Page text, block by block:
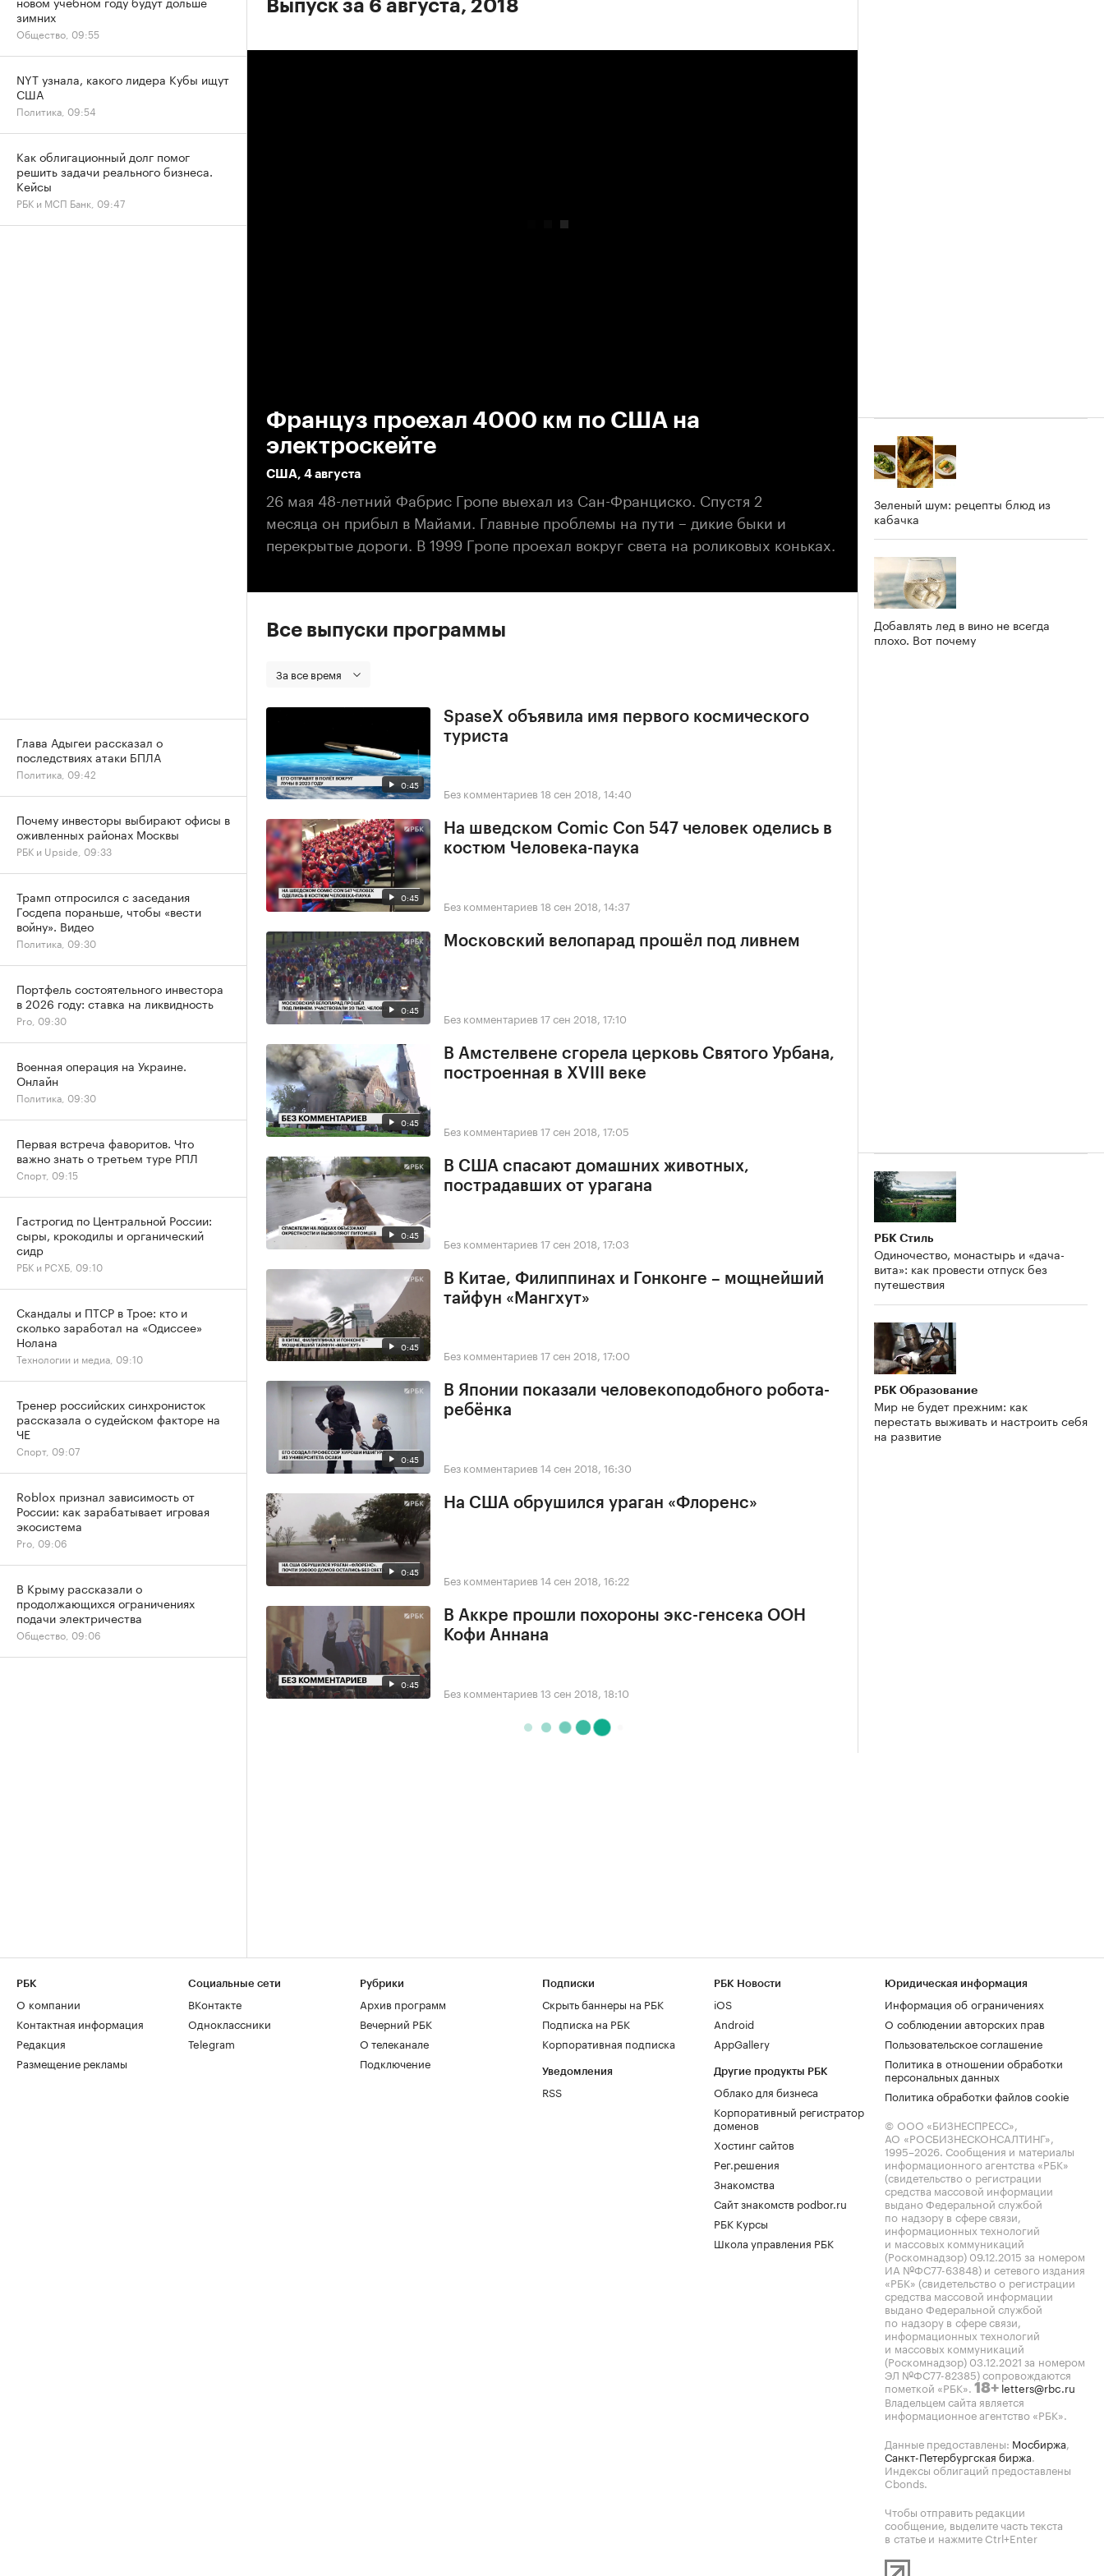
Выпуск за 6 августа, 2018
Француз проехал 4000 км по США на
электроскейте
США, 4 августа
26 мая 48-летний Фабрис Гропе выехал из Сан-Франциско. Спустя 2
месяца он прибыл в Майами. Главные проблемы на пути – дикие быки и
перекрытые дороги. В 1999 Гропе проехал вокруг света на роликовых коньках.
Все выпуски программы
За все время
0:45
SpaseX объявила имя первого космического
туриста
Без комментариев 18 сен 2018, 14:40
0:45
На шведском Comic Con 547 человек оделись в
костюм Человека-паука
Без комментариев 18 сен 2018, 14:37
0:45
Московский велопарад прошёл под ливнем
Без комментариев 17 сен 2018, 17:10
0:45
В Амстелвене сгорела церковь Святого Урбана,
построенная в XVIII веке
Без комментариев 17 сен 2018, 17:05
0:45
В США спасают домашних животных,
пострадавших от урагана
Без комментариев 17 сен 2018, 17:03
0:45
В Китае, Филиппинах и Гонконге – мощнейший
тайфун «Мангхут»
Без комментариев 17 сен 2018, 17:00
0:45
В Японии показали человекоподобного робота-
ребёнка
Без комментариев 14 сен 2018, 16:30
0:45
На США обрушился ураган «Флоренс»
Без комментариев 14 сен 2018, 16:22
0:45
В Аккре прошли похороны экс-генсека ООН
Кофи Аннана
Без комментариев 13 сен 2018, 18:10
Зеленый шум: рецепты блюд из
кабачка
Добавлять лед в вино не всегда
плохо. Вот почему
РБК Стиль
Одиночество, монастырь и «дача-
вита»: как провести отпуск без
путешествия
РБК Образование
Мир не будет прежним: как
перестать выживать и настроить себя
на развитие
зимних
Общество, 09:55
NYT узнала, какого лидера Кубы ищут
США
Политика, 09:54
Как облигационный долг помог
решить задачи реального бизнеса.
Кейсы
РБК и МСП Банк, 09:47
Глава Адыгеи рассказал о
последствиях атаки БПЛА
Политика, 09:42
Почему инвесторы выбирают офисы в
оживленных районах Москвы
РБК и Upside, 09:33
Трамп отпросился с заседания
Госдепа пораньше, чтобы «вести
войну». Видео
Политика, 09:30
Портфель состоятельного инвестора
в 2026 году: ставка на ликвидность
Pro, 09:30
Военная операция на Украине.
Онлайн
Политика, 09:30
Первая встреча фаворитов. Что
важно знать о третьем туре РПЛ
Спорт, 09:15
Гастрогид по Центральной России:
сыры, крокодилы и органический
сидр
РБК и РСХБ, 09:10
Скандалы и ПТСР в Трое: кто и
сколько заработал на «Одиссее»
Нолана
Технологии и медиа, 09:10
Тренер российских синхронисток
рассказала о судейском факторе на
ЧЕ
Спорт, 09:07
Roblox признал зависимость от
России: как зарабатывает игровая
экосистема
Pro, 09:06
В Крыму рассказали о
продолжающихся ограничениях
подачи электричества
Общество, 09:06
РБК
О компании
Контактная информация
Редакция
Размещение рекламы
Социальные сети
ВКонтакте
Одноклассники
Telegram
Рубрики
Архив программ
Вечерний РБК
О телеканале
Подключение
Подписки
Скрыть баннеры на РБК
Подписка на РБК
Корпоративная подписка
Уведомления
RSS
РБК Новости
iOS
Android
AppGallery
Другие продукты РБК
Облако для бизнеса
Корпоративный регистратор
доменов
Хостинг сайтов
Рег.решения
Знакомства
Сайт знакомств podbor.ru
РБК Курсы
Школа управления РБК
Юридическая информация
Информация об ограничениях
О соблюдении авторских прав
Пользовательское соглашение
Политика в отношении обработки
персональных данных
Политика обработки файлов cookie
© ООО «БИЗНЕСПРЕСС»,
АО «РОСБИЗНЕСКОНСАЛТИНГ»,
1995–2026. Сообщения и материалы
информационного агентства «РБК»
(свидетельство о регистрации
средства массовой информации
выдано Федеральной службой
по надзору в сфере связи,
информационных технологий
и массовых коммуникаций
(Роскомнадзор) 09.12.2015 за номером
ИА №ФС77-63848) и сетевого издания
«РБК» (свидетельство о регистрации
средства массовой информации
выдано Федеральной службой
по надзору в сфере связи,
информационных технологий
и массовых коммуникаций
(Роскомнадзор) 03.12.2021 за номером
ЭЛ №ФС77-82385) сопровождаются
пометкой «РБК». 18+ letters@rbc.ru
Владельцем сайта является
информационное агентство «РБК».
Данные предоставлены: Мосбиржа,
Санкт-Петербургская биржа.
Индексы облигаций предоставлены
Cbonds.
Чтобы отправить редакции
сообщение, выделите часть текста
в статье и нажмите Ctrl+Enter